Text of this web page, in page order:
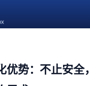
优势：不止安全